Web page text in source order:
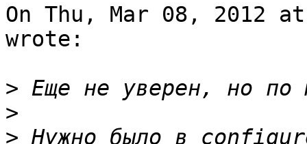
On Thu, Mar 08, 2012
wrote:
>
>
>